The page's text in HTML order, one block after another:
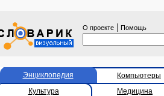
О проекте | Помощь
Энциклопедия Компьютеры
Культура
Медицина